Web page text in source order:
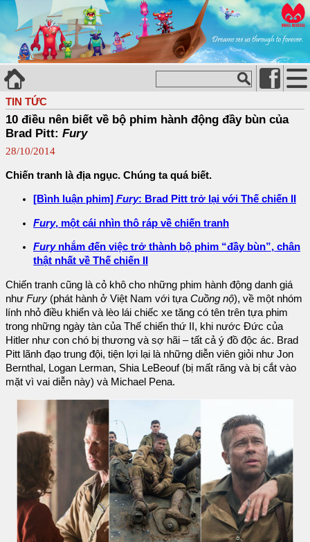
TIN TỨC
10 điều nên biết về bộ phim hành động đầy bùn của
Brad Pitt: Fury
28/10/2014
Chiến tranh là địa ngục. Chúng ta quá biết.
[Bình luận phim] Fury: Brad Pitt trở lại với Thế chiến II
Fury, một cái nhìn thô ráp về chiến tranh
Furynhắm đến việc trở thành bộ phim “đầy bùn”, chân
thật nhất về Thế chiến II
Chiến tranh cũng là cỏ khô cho những phim hành động danh giá
như Fury (phát hành ở Việt Nam với tựa Cuồng nộ), về một nhóm
lính nhỏ điều khiển và lèo lái chiếc xe tăng có tên trên tựa phim
trong những ngày tàn của Thế chiến thứ II, khi nước Đức của
Hitler như con chó bị thương và sợ hãi – tất cả ý đồ độc ác. Brad
Pitt lãnh đạo trung đội, tiện lợi lại là những diễn viên giỏi như Jon
Bernthal, Logan Lerman, Shia LeBeouf (bị mất răng và bị cắt vào
mặt vì vai diễn này) và Michael Pena.